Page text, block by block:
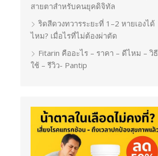
สายตาสำหรับคนยุคดิจิทัล
ริดสีดวงทวารระยะที่ 1–2 หายเองได้
ไหม? เมื่อไรที่ไม่ต้องผ่าตัด
Fitarin คืออะไร – ราคา – ดีไหม – วิธี
ใช้ – รีวิว- Pantip